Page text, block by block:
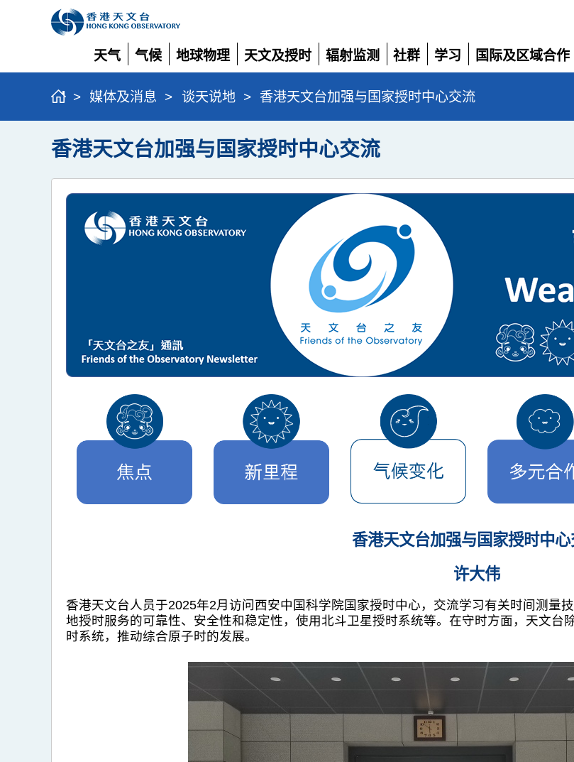
天气
展
开
气候
展
开
地球物理
展
开
天文及授时
展
开
辐射监测
展
开
社群
展
开
学习
展
开
国际及区域合作
展
> 媒体及消息 > 谈天说地 > 香港天文台加强与国家授时中心交流
香港天文台加强与国家授时中心交流
香港天文台加强与国家授时中
许大伟
香港天文台人员于2025年2月访问西安中国科学院国家授时中心，交流学习有关时间测量
地授时服务的可靠性、安全性和稳定性，使用北斗卫星授时系统等。在守时方面，天文台
时系统，推动综合原子时的发展。